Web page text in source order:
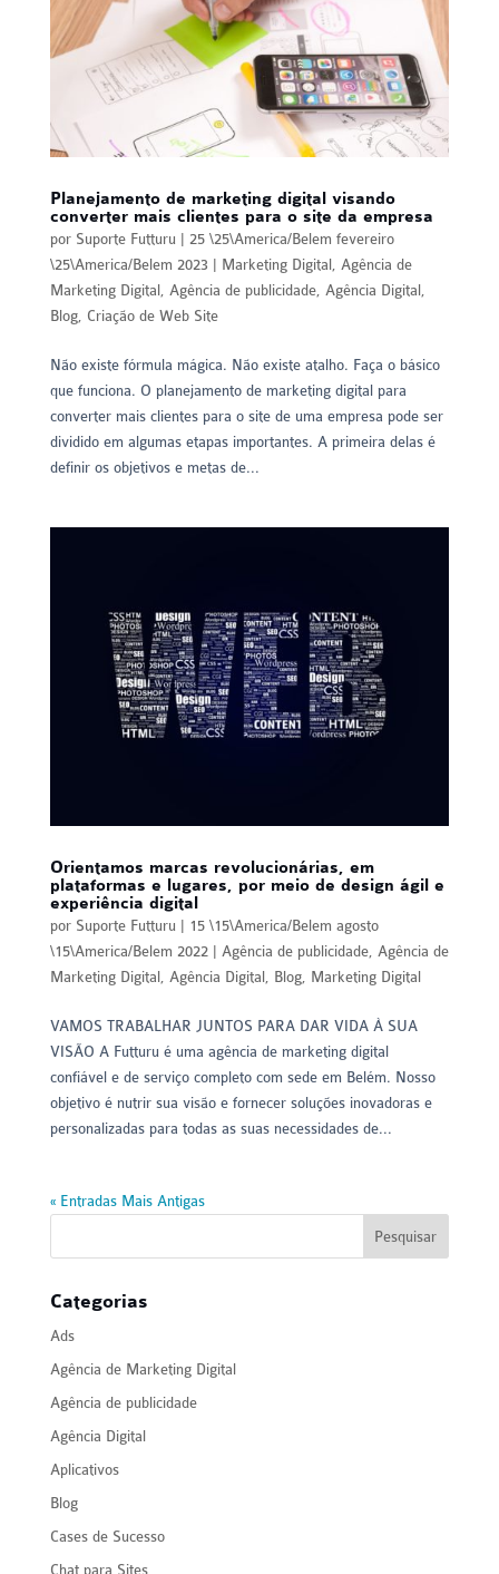
Planejamento de marketing digital visando
converter mais clientes para o site da empresa
por Suporte Futturu | 25 \25\America/Belem fevereiro
\25\America/Belem 2023 | Marketing Digital, Agência de
Marketing Digital, Agência de publicidade, Agência Digital,
Blog, Criação de Web Site
Não existe fórmula mágica. Não existe atalho. Faça o básico
que funciona. O planejamento de marketing digital para
converter mais clientes para o site de uma empresa pode ser
dividido em algumas etapas importantes. A primeira delas é
definir os objetivos e metas de...
Orientamos marcas revolucionárias, em
plataformas e lugares, por meio de design ágil e
experiência digital
por Suporte Futturu| 15 \15\America/Belem agosto
\15\America/Belem 2022| Agência de publicidade, Agência de
Marketing Digital , Agência Digital , Blog, Marketing Digital
VAMOS TRABALHAR JUNTOS PARA DAR VIDA À SUA
VISÃO A Futturu é uma agência de marketing digital
confiável e de serviço completo com sede em Belém. Nosso
objetivo é nutrir sua visão e fornecer soluções inovadoras e
personalizadas para todas as suas necessidades de...
« Entradas Mais Antigas
Categorias
Ads
Agência de Marketing Digital
Agência de publicidade
Agência Digital
Aplicativos
Blog
Cases de Sucesso
Chat para Sites